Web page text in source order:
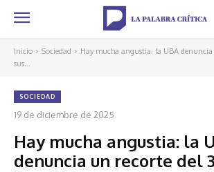
Inicio Sociedad
Hay mucha angustia: la UBA
sus...
SOCIEDAD
19 de diciembre de 2025
Hay mucha angustia: la
denuncia un recorte del